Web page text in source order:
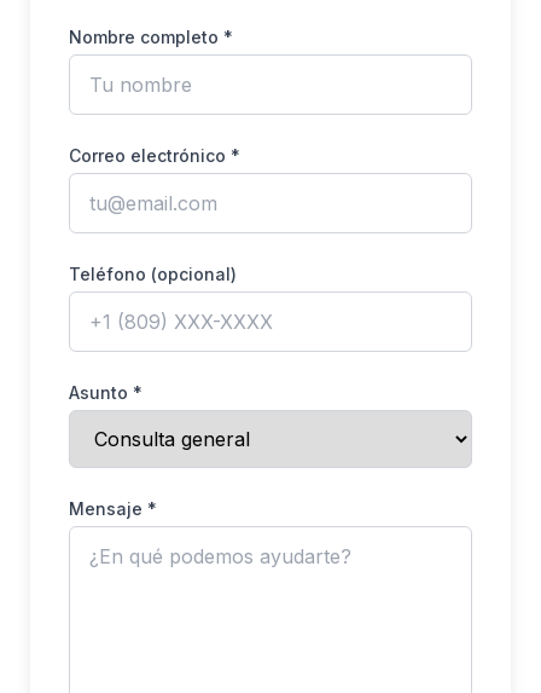
Nombre completo *
Correo electrónico *
Teléfono (opcional)
Asunto *
Mensaje *